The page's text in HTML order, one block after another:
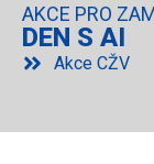
AKCE PRO
DEN S AI
Akce CŽV